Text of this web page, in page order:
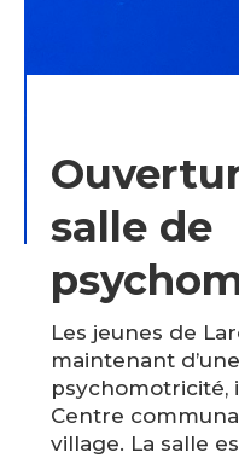
salle de
Les jeunes de
maintenant
psychomotricité,
Centre
village. La salle